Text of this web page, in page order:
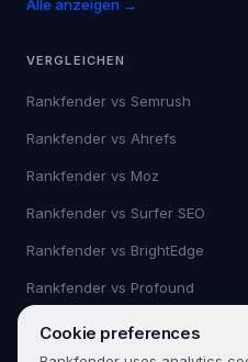
Alle anzeigen →
VERGLEICHEN
Rankfender vs Semrush
Rankfender vs Ahrefs
Rankfender vs Moz
Rankfender vs Surfer SEO
Rankfender vs BrightEdge
Rankfender vs Profound
Alle anzeigen →
Cookie preferences